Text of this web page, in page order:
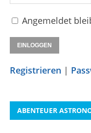
Angemeldet
Registrieren |
ABENTEUER